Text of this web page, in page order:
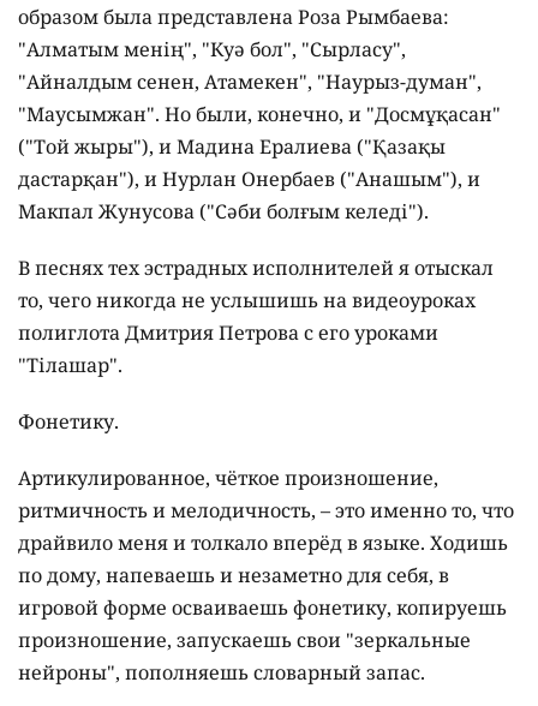
образом была представлена Роза Рымбаева:
"Алматым менің", "Куә бол", "Сырласу",
"Айналдым сенен, Атамекен", "Наурыз-думан",
"Маусымжан". Но были, конечно, и "Досмұқасан"
("Той жыры"), и Мадина Ералиева ("Қазақы
дастарқан"), и Нурлан Онербаев ("Анашым"), и
Макпал Жунусова ("Сәби болғым келеді").
В песнях тех эстрадных исполнителей я отыскал
то, чего никогда не услышишь на видеоуроках
полиглота Дмитрия Петрова с его уроками
"Тілашар".
Фонетику.
Артикулированное, чёткое произношение,
ритмичность и мелодичность, – это именно то, что
драйвило меня и толкало вперёд в языке. Ходишь
по дому, напеваешь и незаметно для себя, в
игровой форме осваиваешь фонетику, копируешь
произношение, запускаешь свои "зеркальные
нейроны", пополняешь словарный запас.